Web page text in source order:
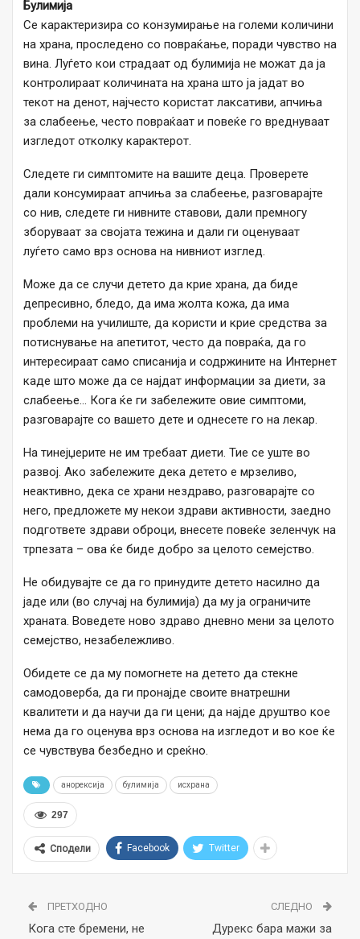
Булимија
Се карактеризира со конзумирање на големи количини
на храна, проследено со повраќање, поради чувство на
вина. Луѓето кои страдаат од булимија не можат да ја
контролираат количината на храна што ја јадат во
текот на денот, најчесто користат лаксативи, апчиња
за слабеење, често повраќаат и повеќе го вреднуваат
изгледот отколку карактерот.
Следете ги симптомите на вашите деца. Проверете
дали консумираат апчиња за слабеење, разговарајте
со нив, следете ги нивните ставови, дали премногу
зборуваат за својата тежина и дали ги оценуваат
луѓето само врз основа на нивниот изглед.
Може да се случи детето да крие храна, да биде
депресивно, бледо, да има жолта кожа, да има
проблеми на училиште, да користи и крие средства за
потиснување на апетитот, често да повраќа, да го
интересираат само списанија и содржините на Интернет
каде што може да се најдат информации за диети, за
слабеење… Кога ќе ги забележите овие симптоми,
разговарајте со вашето дете и однесете го на лекар.
На тинејџерите не им требаат диети. Тие се уште во
развој. Ако забележите дека детето е мрзеливо,
неактивно, дека се храни нездраво, разговарајте со
него, предложете му некои здрави активности, заедно
подгответе здрави оброци, внесете повеќе зеленчук на
трпезата – ова ќе биде добро за целото семејство.
Не обидувајте се да го принудите детето насилно да
јаде или (во случај на булимија) да му ја ограничите
храната. Воведете ново здраво дневно мени за целото
семејство, незабележливо.
Обидете се да му помогнете на детето да стекне
самодоверба, да ги пронајде своите внатрешни
квалитети и да научи да ги цени; да најде друштво кое
нема да го оценува врз основа на изгледот и во кое ќе
се чувствува безбедно и среќно.
анорексија булимија исхрана
297
Сподели Facebook Twitter
ПРЕТХОДНО
Кога сте бремени, не
СЛЕДНО
Дурекс бара мажи за